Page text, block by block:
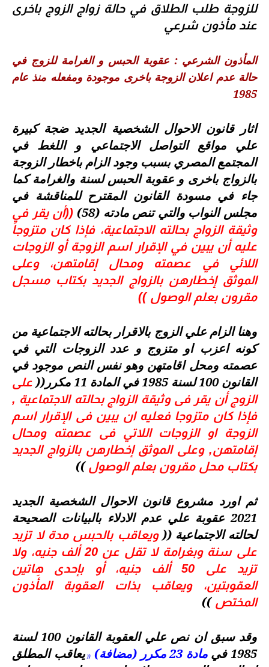
للزوجة طلب الطلاق في حالة زواج الزوج باخرى
عند مأذون شرعي
المأذون الشرعي : عقوبة الحبس و الغرامة للزوج في
حالة عدم اعلان الزوجة باخرى موجودة ومفعله منذ عام
1985
اثار قانون الاحوال الشخصية الجديد ضجة كبيرة
علي مواقع التواصل الاجتماعي و اللغط في
المجتمع المصري بسبب وجود الزام باخطار الزوجة
بالزواج باخرى و عقوبة الحبس لسنة والغرامة كما
جاء في مسودة القانون المقترح للمناقشة في
مجلس النواب والتي تنص مادته (58)
((أن يقر في
وثيقة الزواج بحالته الاجتماعية، فإذا كان متزوجاً
عليه أن يبين في الإقرار اسم الزوجة أو الزوجات
اللائي في عصمته ومحال إقامتهن، وعلى
الموثق إخطارهن بالزواج الجديد بكتاب مسجل
مقرون بعلم الوصول ))
وهنا الزام علي الزوج بالاقرار بحالته الاجتماعية من
كونه اعزب او متزوج و عدد الزوجات التي في
عصمته ومحل اقامتهن وهو نفس النص موجود في
القانون 100 لسنة 1985 في المادة 11 مكرر((
على
الزوج أن يقر فى وثيقة الزواج بحالته الاجتماعية ,
فإذا كان متزوجا فعليه ان يبين فى الإقرار اسم
الزوجة او الزوجات اللاتي فى عصمته ومحال
إقامتهن, وعلى الموثق إخطارهن بالزواج الجديد
بكتاب محل مقرون بعلم الوصول ))
ثم اورد مشروع قانون الاحوال الشخصية الجديد
2021 عقوبة علي عدم الادلاء بالبيانات الصحيحة
لحالته الاجتماعية ((ويعاقب بالحبس مدة لا تزيد
على سنة وبغرامة لا تقل عن 20 ألف جنيه، ولا
تزيد على 50 ألف جنيه، أو بإحدى هاتين
العقوبتين، ويعاقب بذات العقوبة المأَذون
المختص))
وقد سبق ان نص علي العقوبة القانون 100 لسنة
1985 في
مادة 23 مكرر (مضافة) )) يعاقب المطلق